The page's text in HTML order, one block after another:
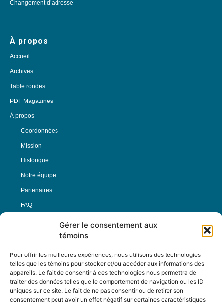
Gérer le consentement aux
témoins
Pour offrir les meilleures expériences, nous utilisons des technologies
telles que les témoins pour stocker et/ou accéder aux informations des
appareils. Le fait de consentir à ces technologies nous permettra de
traiter des données telles que le comportement de navigation ou les ID
uniques sur ce site. Le fait de ne pas consentir ou de retirer son
consentement peut avoir un effet négatif sur certaines caractéristiques
Changement d’adresse
À propos
Accueil
Archives
Table rondes
PDF Magazines
À propos
Coordonnées
Mission
Historique
Notre équipe
Partenaires
FAQ
Nous Suivre